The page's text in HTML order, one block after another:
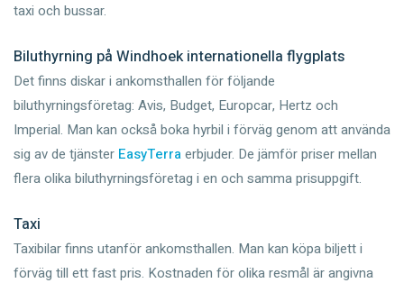
taxi och bussar.
Biluthyrning på Windhoek internationella flygplats
Det finns diskar i ankomsthallen för följande
biluthyrningsföretag: Avis, Budget, Europcar, Hertz och
Imperial. Man kan också boka hyrbil i förväg genom att använda
sig av de tjänster EasyTerraerbjuder. De jämför priser mellan
flera olika biluthyrningsföretag i en och samma prisuppgift.
Taxi
Taxibilar finns utanför ankomsthallen. Man kan köpa biljett i
förväg till ett fast pris. Kostnaden för olika resmål är angivna